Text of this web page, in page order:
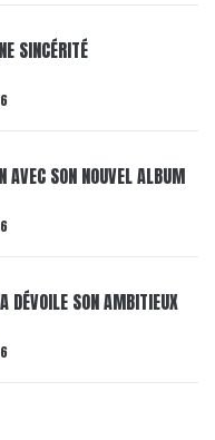
SINCÉRITÉ
AVEC SON NOUVEL ALBUM
DÉVOILE SON AMBITIEUX